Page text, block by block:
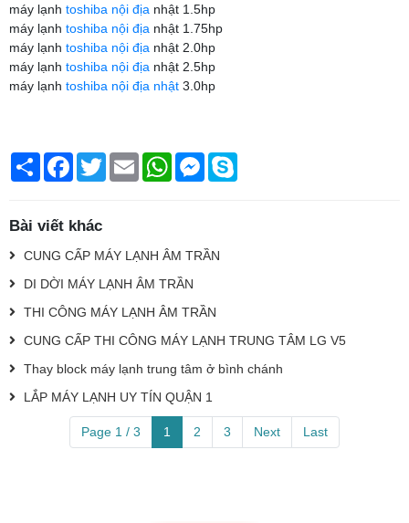
máy lạnh toshiba nội địa nhật 1.5hp
máy lạnh toshiba nội địa nhật 1.75hp
máy lạnh toshiba nội địa nhật 2.0hp
máy lạnh toshiba nội địa nhật 2.5hp
máy lạnh toshiba nội địa nhật 3.0hp
Chia
sẻ
Facebook
TwitterEmail WhatsAppMessenger
Bài viết khác
CUNG CẤP MÁY LẠNH ÂM TRẦN
DI DỜI MÁY LẠNH ÂM TRẦN
THI CÔNG MÁY LẠNH ÂM TRẦN
CUNG CẤP THI CÔNG MÁY LẠNH TRUNG TÂM LG V5
Thay block máy lạnh trung tâm ở bình chánh
LẮP MÁY LẠNH UY TÍN QUẬN 1
Page 1 / 3 1 2 3 Next Last